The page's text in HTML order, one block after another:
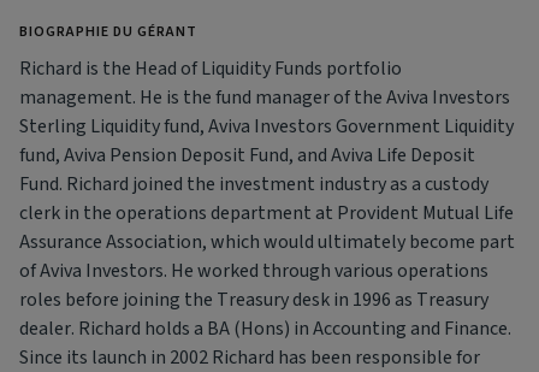
BIOGRAPHIE DU GÉRANT
Richard is the Head of Liquidity Funds portfolio
management. He is the fund manager of the Aviva Investors
Sterling Liquidity fund, Aviva Investors Government Liquidity
fund, Aviva Pension Deposit Fund, and Aviva Life Deposit
Fund. Richard joined the investment industry as a custody
clerk in the operations department at Provident Mutual Life
Assurance Association, which would ultimately become part
of Aviva Investors. He worked through various operations
roles before joining the Treasury desk in 1996 as Treasury
dealer. Richard holds a BA (Hons) in Accounting and Finance.
Since its launch in 2002 Richard has been responsible for